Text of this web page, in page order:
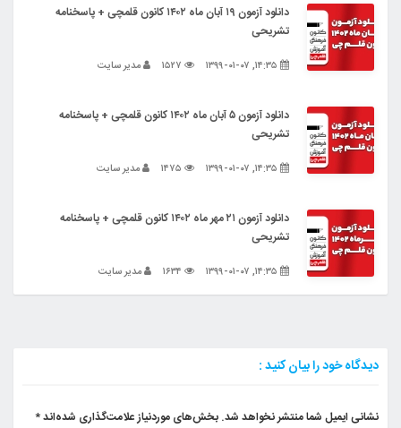
دانلود آزمون ۱۹ آبان ماه ۱۴۰۲ کانون قلمچی + پاسخنامه
تشریحی
مدیر سایت
دانلود آزمون ۵ آبان ماه ۱۴۰۲ کانون قلمچی + پاسخنامه
تشریحی
مدیر سایت
دانلود آزمون ۲۱ مهر ماه ۱۴۰۲ کانون قلمچی + پاسخنامه
تشریحی
مدیر سایت
دیدگاه خود را بیان کنید :
نشانی ایمیل شما منتشر نخواهد شد. بخش‌های موردنیاز علامت‌گذاری شده‌اند*